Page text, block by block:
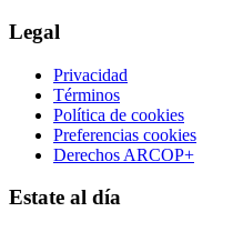
Legal
Privacidad
Términos
Política de cookies
Preferencias cookies
Derechos ARCOP+
Estate al día